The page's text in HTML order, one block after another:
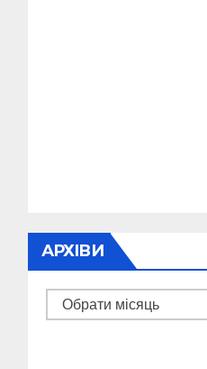
АРХІВИ
Архіви